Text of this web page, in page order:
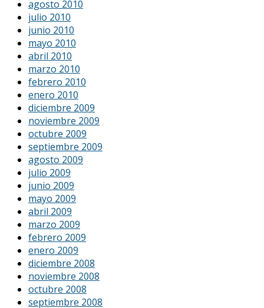
agosto 2010
julio 2010
junio 2010
mayo 2010
abril 2010
marzo 2010
febrero 2010
enero 2010
diciembre 2009
noviembre 2009
octubre 2009
septiembre 2009
agosto 2009
julio 2009
junio 2009
mayo 2009
abril 2009
marzo 2009
febrero 2009
enero 2009
diciembre 2008
noviembre 2008
octubre 2008
septiembre 2008